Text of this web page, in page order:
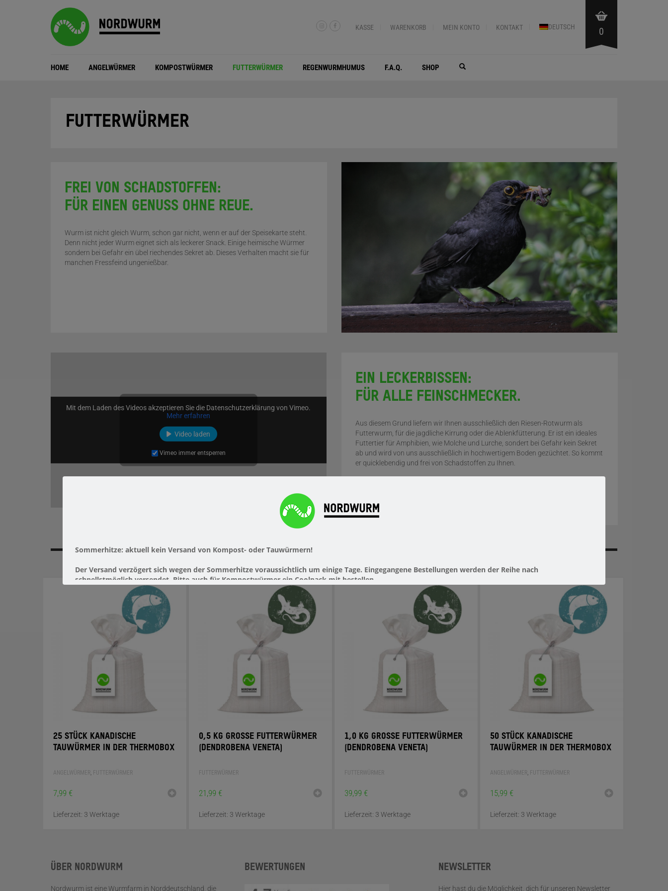
KASSE WARENKORB MEIN KONTO KONTAKT DEUTSCH 0
HOME ANGELWÜRMER KOMPOSTWÜRMER FUTTERWÜRMER REGENWURMHUMUS F.A.Q. SHOP
FUTTERWÜRMER
FREI VON SCHADSTOFFEN:
FÜR EINEN GENUSS OHNE REUE.
Wurm ist nicht gleich Wurm, schon gar nicht, wenn er auf der Speisekarte steht.
Denn nicht jeder Wurm eignet sich als leckerer Snack. Einige heimische Würmer
sondern bei Gefahr ein übel riechendes Sekret ab. Dieses Verhalten macht sie für
manchen Fressfeind ungenießbar.
Mit dem Laden des Videos akzeptieren Sie die Datenschutzerklärung von Vimeo.
Mehr erfahren
Video laden
Vimeo immer entsperren
EIN LECKERBISSEN:
FÜR ALLE FEINSCHMECKER.
Aus diesem Grund liefern wir Ihnen ausschließlich den Riesen-Rotwurm als
Futterwurm, für die jagdliche Kirrung oder die Ablenkfütterung. Er ist ein ideales
Futtertier für Amphibien, wie Molche und Lurche, sondert bei Gefahr kein Sekret
ab und wird von uns ausschließlich in hochwertigem Boden gezüchtet. So kommt
er quicklebendig und frei von Schadstoffen zu Ihnen.
ANGEBOTE
25 STÜCK KANADISCHE
TAUWÜRMER IN DER THERMOBOX
ANGELWÜRMER, FUTTERWÜRMER
7,99 €
Lieferzeit: 3 Werktage
0,5 KG GROSSE FUTTERWÜRMER (
DENDROBENA VENETA)
FUTTERWÜRMER
21,99 €
Lieferzeit: 3 Werktage
1,0 KG GROSSE FUTTERWÜRMER (
DENDROBENA VENETA)
FUTTERWÜRMER
39,99 €
Lieferzeit: 3 Werktage
50 STÜCK KANADISCHE
TAUWÜRMER IN DER THERMOBOX
ANGELWÜRMER, FUTTERWÜRMER
15,99 €
Lieferzeit: 3 Werktage
ÜBER NORDWURM
Nordwurm ist eine Wurmfarm in Norddeutschland, die
BEWERTUNGEN NEWSLETTER
Hier hast du die Möglichkeit, dich für unseren Newsletter
Sommerhitze: aktuell kein Versand von Kompost- oder Tauwürmern!
Der Versand verzögert sich wegen der Sommerhitze voraussichtlich um einige Tage. Eingegangene Bestellungen werden der Reihe nach
schnellstmöglich versendet. Bitte auch für Kompostwürmer ein Coolpack mit bestellen.